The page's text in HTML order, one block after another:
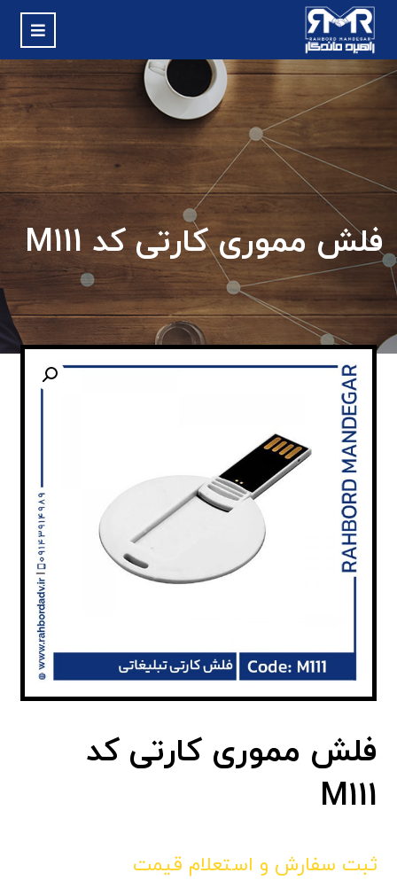
فلش مموری کارتی کد M111
فلش مموری کارتی کد
M111
ثبت سفارش و استعلام قیمت